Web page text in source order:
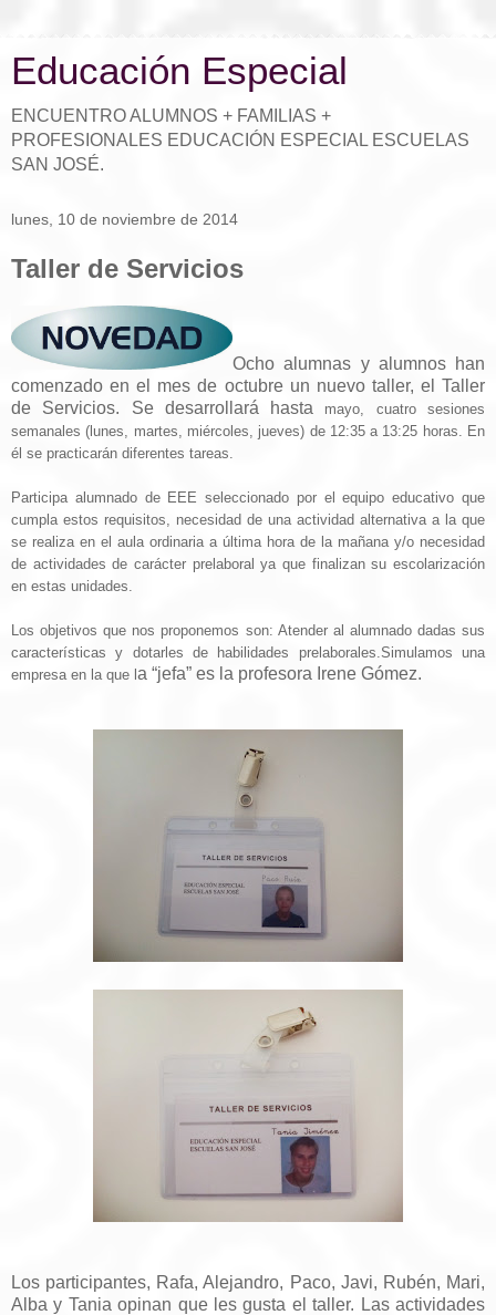
Educación Especial
ENCUENTRO ALUMNOS + FAMILIAS +
PROFESIONALES EDUCACIÓN ESPECIAL ESCUELAS
SAN JOSÉ.
lunes, 10 de noviembre de 2014
Taller de Servicios
Ocho alumnas y alumnos han
comenzado en el mes de octubre un nuevo taller, el Taller
de Servicios. Se desarrollará hasta
mayo, cuatro sesiones
semanales (lunes, martes, miércoles, jueves) de 12:35 a 13:25 horas. En
él se practicarán diferentes tareas.
Participa alumnado de EEE seleccionado por el equipo educativo que
cumpla estos requisitos, necesidad de una actividad alternativa a la que
se realiza en el aula ordinaria a última hora de la mañana y/o necesidad
de actividades de carácter prelaboral ya que finalizan su escolarización
en estas unidades.
Los objetivos que nos proponemos son: Atender al alumnado dadas sus
características y dotarles de habilidades prelaborales. Simulamos una
empresa en la que l a “jefa” es la profesora Irene Gómez.
Los participantes, Rafa, Alejandro, Paco, Javi, Rubén, Mari,
Alba y Tania opinan que les gusta el taller. Las actividades